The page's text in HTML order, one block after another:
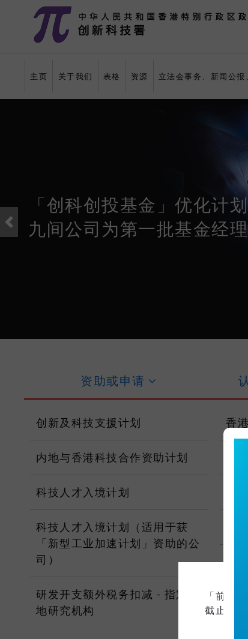
跳至主要内容
主页 关于我们 表格 资源 立法会事务、新闻公报
「创科创投基金」优化计
九间公司为第一批基金经理
上一张
资助或申请
创新及科技支援计划
内地与香港科技合作资助计划
科技人才入境计划
科技人才入境计划（适用于获
「新型工业加速计划」资助的公
司）
研发开支额外税务扣减 - 指定本
地研究机构
香
香
标
标
标
「前沿
截止日期